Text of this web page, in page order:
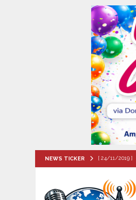
NEWS TICKER [ 24/11/2019 ]
[ 09/08/2026 ]